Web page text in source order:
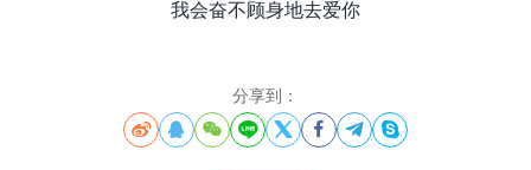
我会奋不顾身地去爱你
分享到：
       